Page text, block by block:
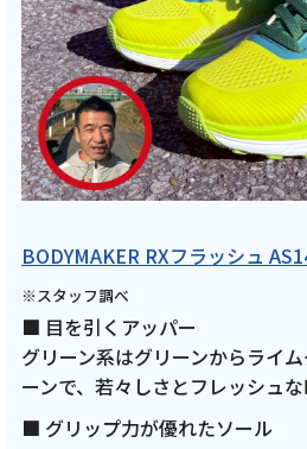
BODYMAKER RXフラッシュ
※スタッフ調べ
■ 目を引くアッパー
グリーン系はグリーンからライ
ーンで、若々しさとフレッシュな
■ グリップ力が優れたソール